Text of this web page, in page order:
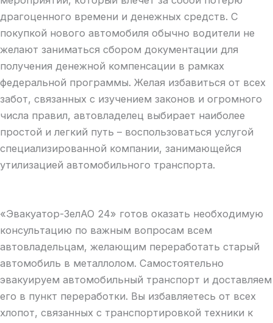
драгоценного времени и денежных средств. С
покупкой нового автомобиля обычно водители не
желают заниматься сбором документации для
получения денежной компенсации в рамках
федеральной программы. Желая избавиться от всех
забот, связанных с изучением законов и огромного
числа правил, автовладелец выбирает наиболее
простой и легкий путь – воспользоваться услугой
специализированной компании, занимающейся
утилизацией автомобильного транспорта.
​«Эвакуатор-ЗелАО 24» готов оказать необходимую
консультацию по важным вопросам всем
автовладельцам, желающим переработать старый
автомобиль в металлолом. Самостоятельно
эвакуируем автомобильный транспорт и доставляем
его в пункт переработки. Вы избавляетесь от всех
хлопот, связанных с транспортировкой техники к